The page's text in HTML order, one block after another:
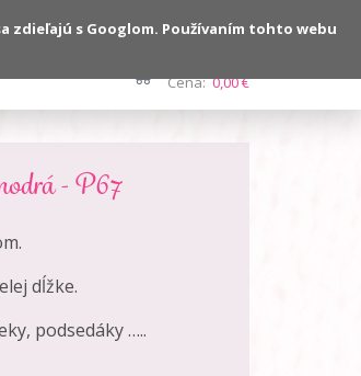
Cena:0,00 €
- P67
dĺžke.
podsedáky …..
zdieľajú s Googlom. Používaním tohto webu